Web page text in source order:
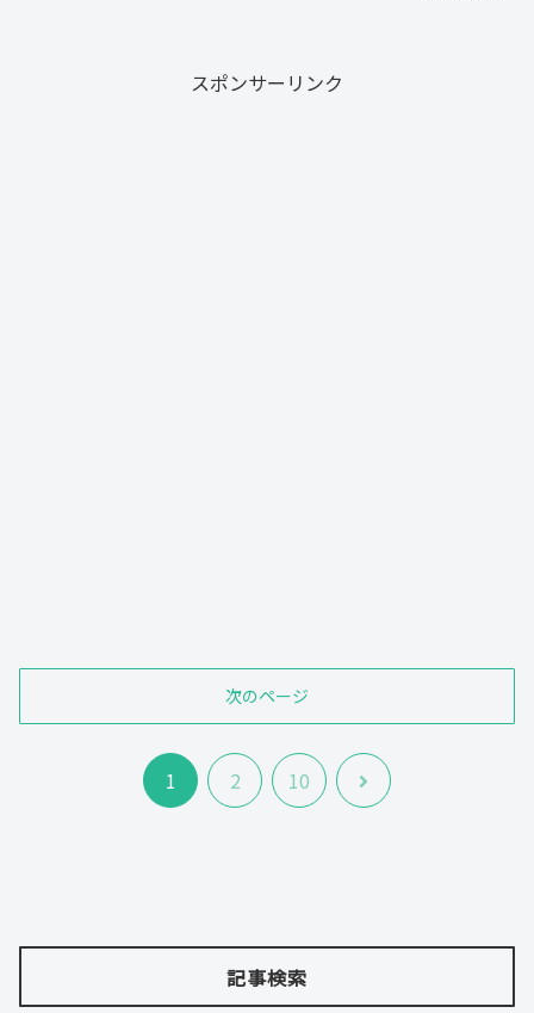
スポンサーリンク
次のページ
1 2 10
次
記事検索